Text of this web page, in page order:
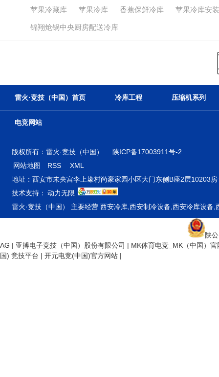
苹果冷藏库 苹果冷库 香蕉保鲜冷库 苹果冷库安装
锦翔炝锅中央厨房配送冷库
雷火·竞技（中国）首页 冷库工程 压缩机系列
电竞网站
版权所有：雷火·竞技（中国）
陕ICP备17003911号-2
网站地图
RSS
XML
地址：西安市未央宫李上壕村尚豪家园小区大门东侧B座2层
技术支持： 动力无限
雷火·竞技（中国） 主要经营 西安冷库,西安制冷设备,西安冷库设
陕
AG | 亚搏电子竞技（中国）股份有限公司 | MK体育电竞_MK（中国）官
国) 竞技平台 | 开元电竞(中国)官方网站 |